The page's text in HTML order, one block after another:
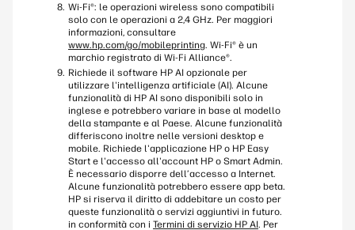
Wi-Fi®: le operazioni wireless sono compatibili
solo con le operazioni a 2,4 GHz. Per maggiori
informazioni, consultare
www.hp.com/go/mobileprinting. Wi-Fi® è un
marchio registrato di Wi-Fi Alliance®.
Richiede il software HP AI opzionale per
utilizzare l'intelligenza artificiale (AI). Alcune
funzionalità di HP AI sono disponibili solo in
inglese e potrebbero variare in base al modello
della stampante e al Paese. Alcune funzionalità
differiscono inoltre nelle versioni desktop e
mobile. Richiede l'applicazione HP o HP Easy
Start e l'accesso all'account HP o Smart Admin.
È necessario disporre dell’accesso a Internet.
Alcune funzionalità potrebbero essere app beta.
HP si riserva il diritto di addebitare un costo per
queste funzionalità o servizi aggiuntivi in futuro.
in conformità con i Termini di servizio HP AI. Per